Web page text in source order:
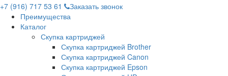
+7 (916) 717 53 61
Заказать звонок
Преимущества
Каталог
Скупка картриджей
Скупка картриджей Brother
Скупка картриджей Canon
Скупка картриджей Epson